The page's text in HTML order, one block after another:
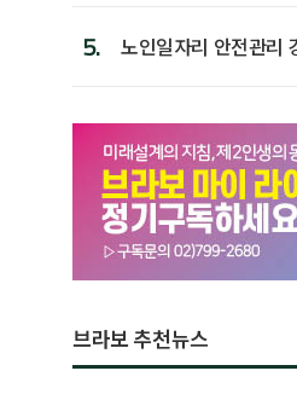
5.
노인일자리 안전관리
브라보 추천뉴스